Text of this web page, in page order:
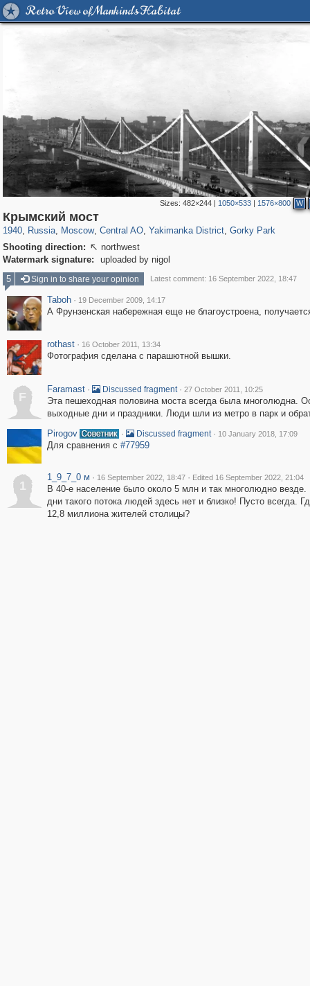
Retro View of Mankind's Habitat
Sizes:482×244 | 1050×533 | 1576×800 W
Крымский мост
1940, Russia
1,407,328
, Moscow
319,882 8,286
, Central AO
160,021
, Yakimanka District, Gorky Park
Shooting direction:  northwest
Watermark signature:
uploaded by nigol
5
Sign in to share your opinion Latest comment: 16 September 2022, 18:47
Taboh · 19 December 2009, 14:17
А Фрунзенская набережная еще не благоустроена,
rothast · 16 October 2011, 13:34
Фотография сделана с парашютной вышки.
F
Faramast · Discussed fragment · 27 October 2011, 10:25
Эта пешеходная половина моста всегда была многолюдна.
выходные дни и праздники. Люди шли из метро в парк и
Pirogov
· Discussed fragment · 10 January 2018, 17:09
Для сравнения с #77959
1
1_9_7_0 м · 16 September 2022, 18:47 · Edited 16 September 2022, 21:04
В 40-е население было около 5 млн и так многолюдно
дни такого потока людей здесь нет и близко! Пусто всегда.
12,8 миллиона жителей столицы?